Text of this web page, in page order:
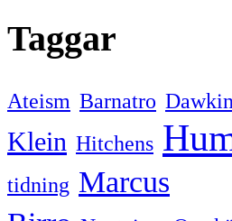
Taggar
Ateism Barnatro
Klein Hitchens
tidning Marcus